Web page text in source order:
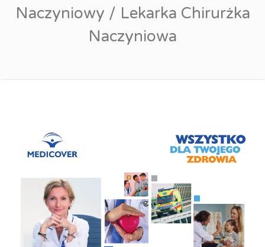
Naczyniowy / Lekarka Chirurżka
Naczyniowa